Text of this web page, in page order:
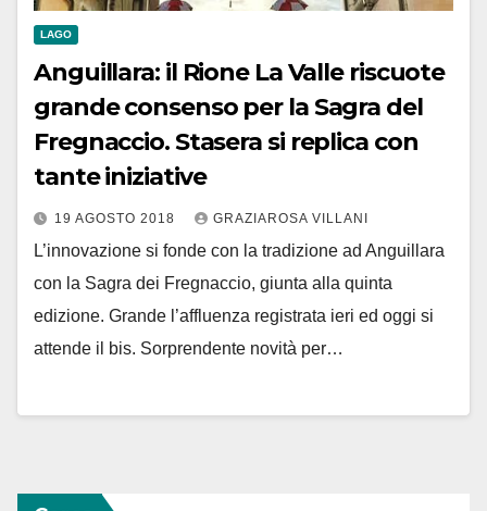
LAGO
Anguillara: il Rione La Valle riscuote
grande consenso per la Sagra del
Fregnaccio. Stasera si replica con
tante iniziative
19 AGOSTO 2018 GRAZIAROSA VILLANI
L’innovazione si fonde con la tradizione ad Anguillara
con la Sagra dei Fregnaccio, giunta alla quinta
edizione. Grande l’affluenza registrata ieri ed oggi si
attende il bis. Sorprendente novità per…